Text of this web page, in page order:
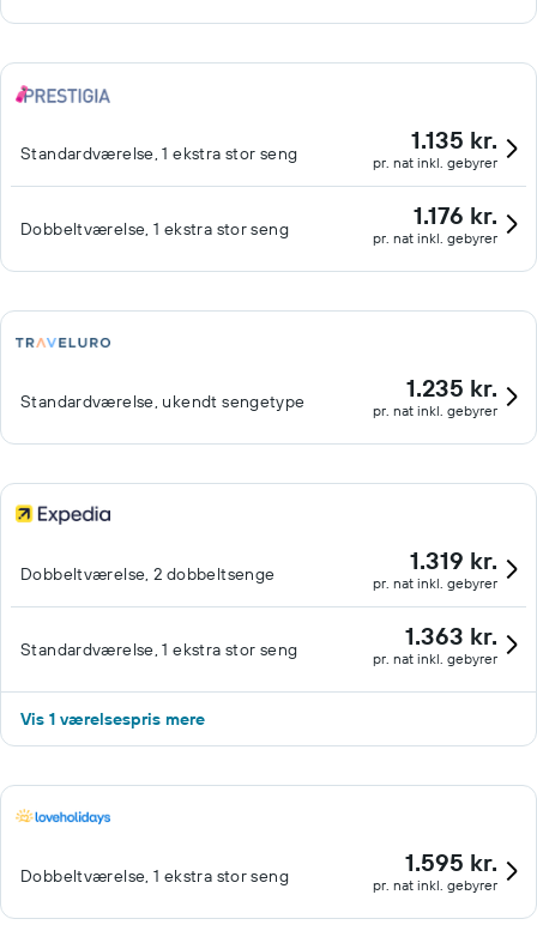
Standardværelse, 1 ekstra stor seng 1.135 kr.
pr. nat inkl. gebyrer
Dobbeltværelse, 1 ekstra stor seng 1.176 kr.
pr. nat inkl. gebyrer
Standardværelse, ukendt sengetype 1.235 kr.
pr. nat inkl. gebyrer
Dobbeltværelse, 2 dobbeltsenge 1.319 kr.
pr. nat inkl. gebyrer
Standardværelse, 1 ekstra stor seng 1.363 kr.
pr. nat inkl. gebyrer
Vis 1 værelsespris mere
Dobbeltværelse, 1 ekstra stor seng 1.595 kr.
pr. nat inkl. gebyrer